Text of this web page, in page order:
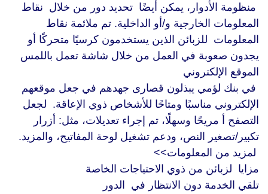
منظومة الأدوار، يمكن أيضًا تحديد دور من خلال نقاط
المعلومات الخارجية و/أو الداخلية. تم ملائمة نقاط
المعلومات للزبائن الذين يستخدمون كرسيًا متحركًا أو
يجدون صعوبة في العمل من خلال شاشة تعمل باللمس
الموقع الإلكتروني
في بنك لؤمي يبذلون قصارى جهدهم في جعل موقعهم
الإلكتروني مناسبًا ومتاحًا للأشخاص ذوي الإعاقة. لجعل
التصفح أ مريحًا وسهلًا، تم إجراء تعديلات، مثل: أزرار
تكبير/تصغير النص، ودعم تشغيل لوحة المفاتيح، والمزيد.
لمزيد من المعلومات>>
مزايا لزبائن من ذوي الاحتياجات الخاصة
تلقي الخدمة دون الانتظار في الدور